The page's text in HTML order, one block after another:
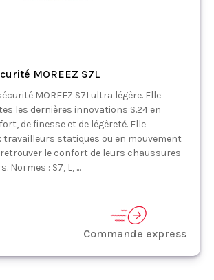
MOREEZ S7L
MOREEZ S7Lultra légère. Elle
les dernières innovations S.24 en
de finesse et de légèreté. Elle
travailleurs statiques ou en mouvement
le confort de leurs chaussures
Normes : S7, L, ...
Commande express